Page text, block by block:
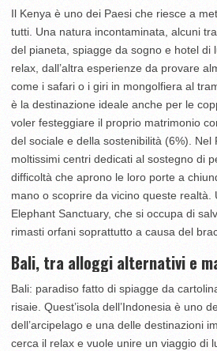
Il Kenya è uno dei Paesi che riesce a
tutti. Una natura incontaminata, alcuni
del pianeta, spiagge da sogno e hotel di
relax, dall’altra esperienze da provare
come i safari o i giri in mongolfiera al
è la destinazione ideale anche per le
voler festeggiare il proprio matrimonio
del sociale e della sostenibilità (6%). Nel
moltissimi centri dedicati al sostegno di
difficoltà che aprono le loro porte a
mano o scoprire da vicino queste realtà.
Elephant Sanctuary, che si occupa di
rimasti orfani soprattutto a causa del
Bali, tra alloggi alternativi e
Bali: paradiso fatto di spiagge da
risaie. Quest’isola dell’Indonesia è uno
dell’arcipelago e una delle destinazioni
cerca il relax e vuole unire un viaggio di